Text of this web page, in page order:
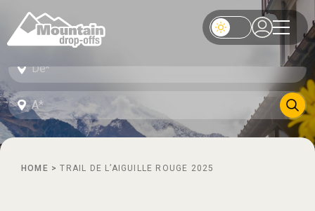
HOME >TRAIL DE L’AIGUILLE ROUGE 2025